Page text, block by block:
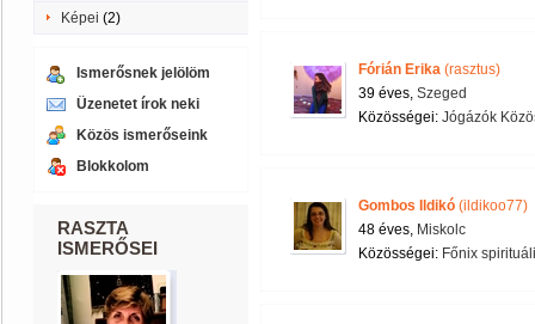
Képei (2)
Ismerősnek jelölöm
Üzenetet írok neki
Közös ismerőseink
Blokkolom
RASZTA
ISMERŐSEI
Fórián Erika (rasztus)
39 éves, Szeged
Közösségei: Jógázók
Gombos Ildikó (ildikoo77)
48 éves, Miskolc
Közösségei: Főnix